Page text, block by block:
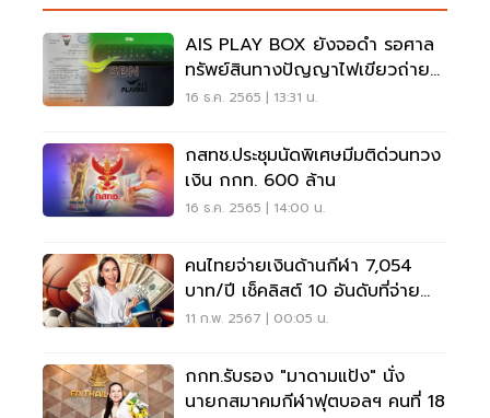
AIS PLAY BOX ยังจอดำ รอศาล
ทรัพย์สินทางปัญญาไฟเขียวถ่าย
บอลโลก
16 ธ.ค. 2565 | 13:31 น.
กสทช.ประชุมนัดพิเศษมีมติด่วนทวง
เงิน กกท. 600 ล้าน
16 ธ.ค. 2565 | 14:00 น.
คนไทยจ่ายเงินด้านกีฬา 7,054
บาท/ปี เช็คลิสต์ 10 อันดับที่จ่าย
มากสุด
11 ก.พ. 2567 | 00:05 น.
กกท.รับรอง "มาดามแป้ง" นั่ง
นายกสมาคมกีฬาฟุตบอลฯ คนที่ 18